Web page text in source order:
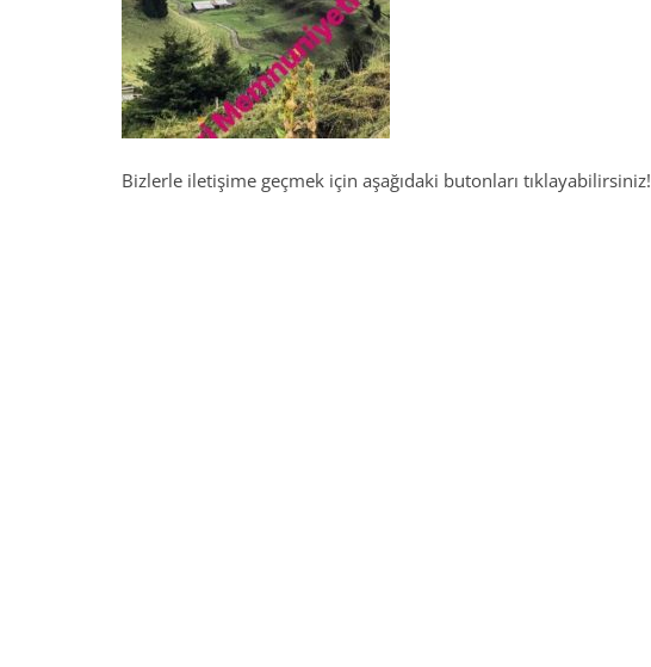
Bizlerle iletişime geçmek için aşağıdaki butonları tıklayabilirsiniz!